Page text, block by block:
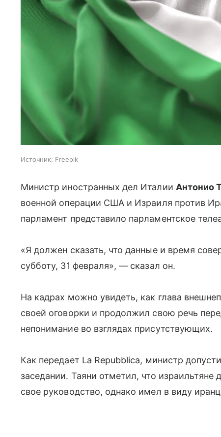
Источник: Freepik
Министр иностранных дел Италии Антонио
военной операции США и Израиля против
парламент представило парламентское
«Я должен сказать, что данные и время
субботу, 31 февраля», — сказал он.
На кадрах можно увидеть, как глава
своей оговорки и продолжил свою речь
непонимание во взглядах присутствующих.
Как передает La Repubblica, министр
заседании. Таяни отметил, что
свое руководство, однако имел в виду